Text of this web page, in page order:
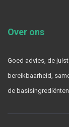
Over ons
Goed advies, de
bereikbaarheid,
de